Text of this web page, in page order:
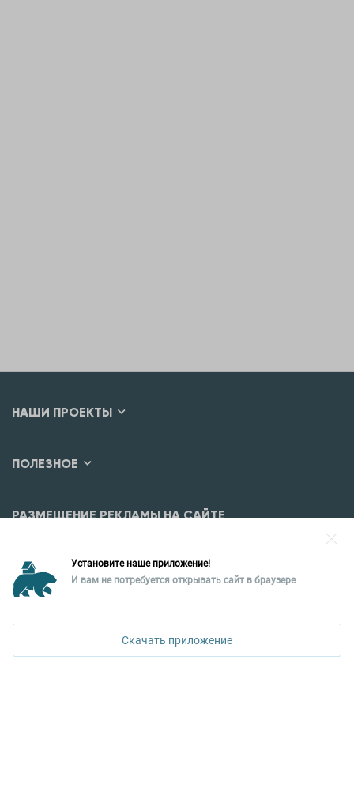
НАШИ ПРОЕКТЫ
ПОЛЕЗНОЕ
РАЗМЕЩЕНИЕ РЕКЛАМЫ НА САЙТЕ
Уральская палата недвижимости
ул. Горького, 65, 0 подъезд, 3 этаж
Установите наше приложение!
И вам не потребуется открывать сайт в браузере
Скачать приложение